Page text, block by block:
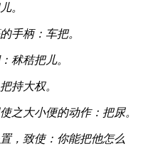
。
手柄：车把。
秫秸把儿。
持大权。
之大小便的动作：把尿。
，致使：你能把他怎么